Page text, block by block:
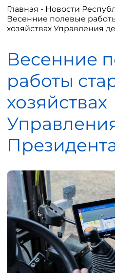
Главная - Новости
Весенние полевые
хозяйствах Управления
Весенние
работы
хозяйствах